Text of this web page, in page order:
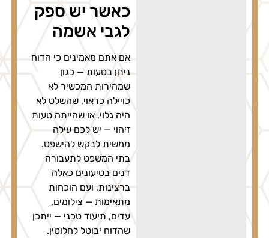
כאשר יש ספק
לגבי אשמה
אם אתם מאמינים כי הדוח
ניתן בטעות — כגון
שמהירות המכשיר לא
כויילה כראוי, שהשלט לא
היה גלוי, או שהייתה טעות
זיהוי — יש לכם עילה
ממשית לבקש להישפט.
בתי המשפט לתעבורה
דנים בטיעונים כאלה
ברצינות, ועם הוכחות
מתאימות — צילומים,
עדים, תיעוד טכני — ייתכן
שהדוח יבוטל לחלוטין.